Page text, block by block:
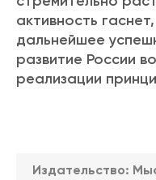
активность
дальнейшее
развитие России
реализации
Издательство: